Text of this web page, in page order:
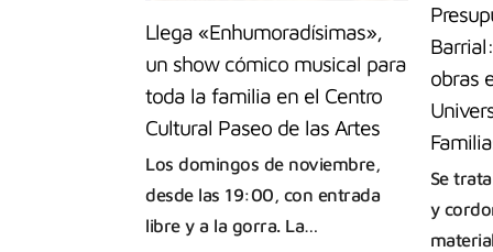
Llega «Enhumoradísimas»,
un show cómico musical para
toda la familia en el Centro
Cultural Paseo de las Artes
Los domingos de noviembre,
desde las 19:00, con entrada
libre y a la gorra. La…
obras
Se
y